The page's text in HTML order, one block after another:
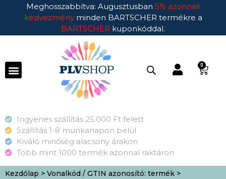
Meghosszabbítva: Augusztusban 5% azonnali
kedvezmény minden BARTSCHER termékre a
BARTSCHER kuponkóddal.
0
Ingyenes szállítás 25.000 Ft felett
Szállítás 1-8 munkanapon belül
Kiváló minőség alacsony árakon
Több mint 1000 termék azonnal raktáron
Kezdőlap > Vonalkód / GTIN azonosító: termék >